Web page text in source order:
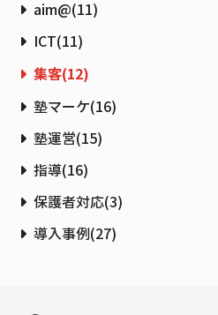
aim@(11)
ICT(11)
集客(12)
塾マーケ(16)
塾運営(15)
指導(16)
保護者対応(3)
導入事例 (27)